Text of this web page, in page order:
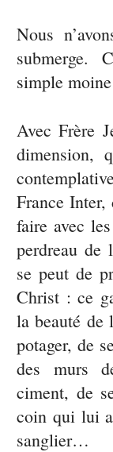
Nous
submerge.
simple
Avec Frère
dimension,
France
faire avec
perdreau de
se peut de
Christ : ce
la beauté de
potager, de
des murs
ciment, de
coin qui lui
sanglier…